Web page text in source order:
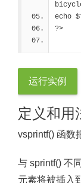
echo
?>
运行实例
定义和用
vsprintf() 函数
与 sprintf() 不
元素将被插入